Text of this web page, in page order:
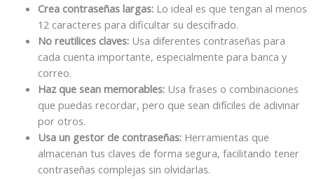
Crea contraseñas largas:Lo ideal es que tengan al menos
12 caracteres para dificultar su descifrado.
No reutilices claves:Usa diferentes contraseñas para
cada cuenta importante, especialmente para banca y
correo.
Haz que sean memorables:Usa frases o combinaciones
que puedas recordar, pero que sean difíciles de adivinar
por otros.
Usa un gestor de contraseñas:Herramientas que
almacenan tus claves de forma segura, facilitando tener
contraseñas complejas sin olvidarlas.